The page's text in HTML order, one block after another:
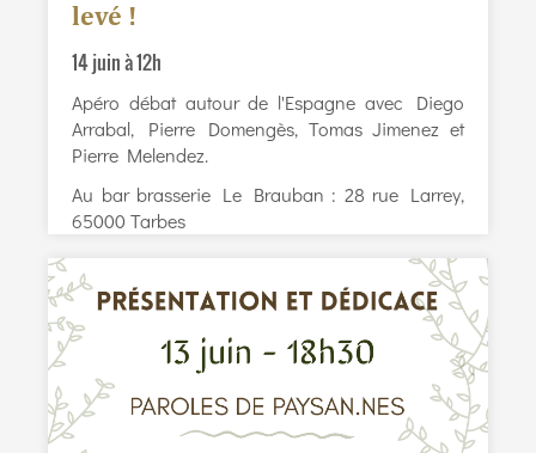
levé !
14 juin à 12h
Apéro débat autour de l'Espagne avec Diego
Arrabal, Pierre Domengès, Tomas Jimenez et
Pierre Melendez.
Au bar brasserie Le Brauban : 28 rue Larrey,
65000 Tarbes